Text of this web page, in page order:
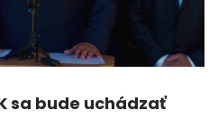
sa bude uchádzať